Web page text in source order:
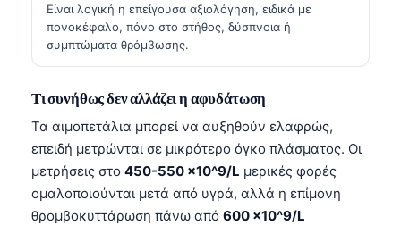
Είναι λογική η επείγουσα αξιολόγηση, ειδικά με
πονοκέφαλο, πόνο στο στήθος, δύσπνοια ή
συμπτώματα θρόμβωσης.
Τι συνήθως δεν αλλάζει η αφυδάτωση
Τα αιμοπετάλια μπορεί να αυξηθούν ελαφρώς,
επειδή μετρώνται σε μικρότερο όγκο πλάσματος. Οι
μετρήσεις στο 450-550 ×10^9/L μερικές φορές
ομαλοποιούνται μετά από υγρά, αλλά η επίμονη
θρομβοκυττάρωση πάνω από 600 ×10^9/L